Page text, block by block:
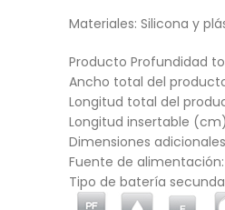
Materiales: Silicona y
Producto Profundidad
Ancho total del
Longitud total del
Longitud insertable (cm)
Dimensiones adicionales
Fuente de alimentación:
Tipo de batería